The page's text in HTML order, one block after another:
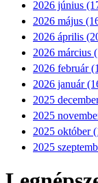
2026 június
2026 május
2026 április
2026 március
2026 február
2026 január
2025
2025
2025 október
2025